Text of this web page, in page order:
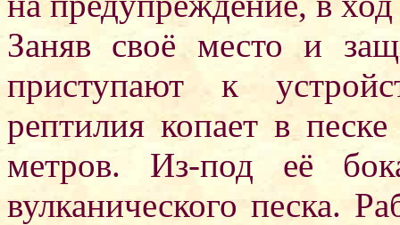
Заняв своё место и
приступают к
рептилия копает в
метров. Из-под её
вулканического песка.